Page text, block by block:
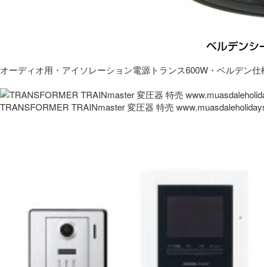
オーディオ用・アイソレーション電源トランス600W・ベルデン仕
TRANSFORMER TRAINmaster 変圧器 特売